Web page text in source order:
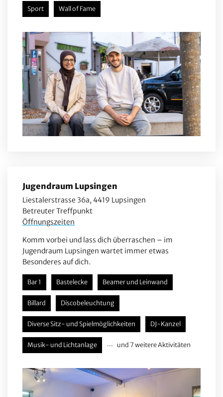
Sport Wall of Fame
Jugendraum Lupsingen
Liestalerstrasse 36a, 4419 Lupsingen
Betreuter Treffpunkt
Öffnungszeiten
Komm vorbei und lass dich überraschen – im
Jugendraum Lupsingen wartet immer etwas
Besonderes auf dich.
Bar 1 Bastelecke Beamer und Leinwand
Billard Discobeleuchtung
Diverse Sitz- und Spielmöglichkeiten DJ-Kanzel
Musik- und Lichtanlage und 7 weitere Aktivitäten